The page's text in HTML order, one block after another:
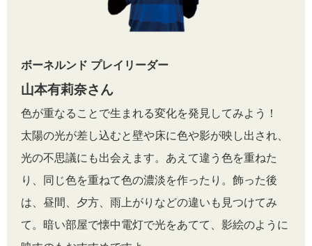
ボーネルンド プレイリーダー
山本有莉奈さん
色が重なることで生まれる変化を発見してみよう！
太陽の光が差し込むと壁や床に色や影が映し出され、
光の不思議にも出会えます。あえて違う色を重ねた
り、同じ色を重ねて色の濃淡を作ったり。飾った後
は、昼間、夕方、雨上がりなどの違いも見つけてみ
て。暗い部屋で懐中電灯で光をあてて、影絵のように